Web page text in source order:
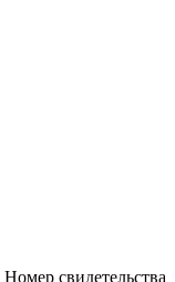
Номер свидетельства